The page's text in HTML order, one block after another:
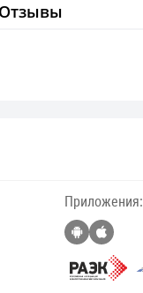
Отзывы
Приложения: